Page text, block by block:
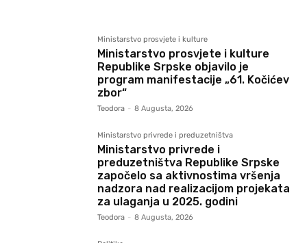
Ministarstvo prosvjete i kulture
Ministarstvo prosvjete i kulture
Republike Srpske objavilo je
program manifestacije „61. Kočićev
zbor“
Teodora - 8 Augusta, 2026
Ministarstvo privrede i preduzetništva
Ministarstvo privrede i
preduzetništva Republike Srpske
započelo sa aktivnostima vršenja
nadzora nad realizacijom projekata
za ulaganja u 2025. godini
Teodora - 8 Augusta, 2026